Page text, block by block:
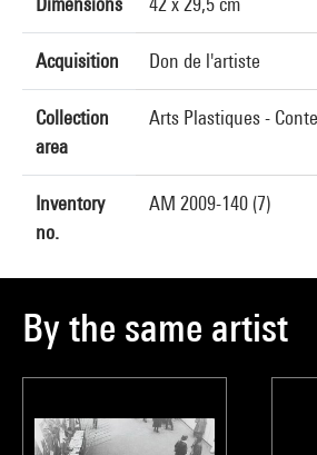
Acquisition Don de l'artiste
Collection
area
Arts Plastiques -
Inventory
no.
AM 2009-140 (7)
By the same artist